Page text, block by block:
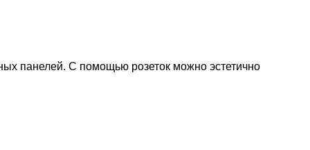
панелей. С помощью розеток можно эстетично